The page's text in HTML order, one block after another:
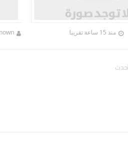
منذ 15 ساعة تقريبا